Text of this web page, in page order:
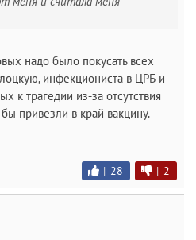
надо было покусать всех
инфекциониста в ЦРБ и
к трагедии из-за отсутствия
привезли в край вакцину.
| 28 | 2